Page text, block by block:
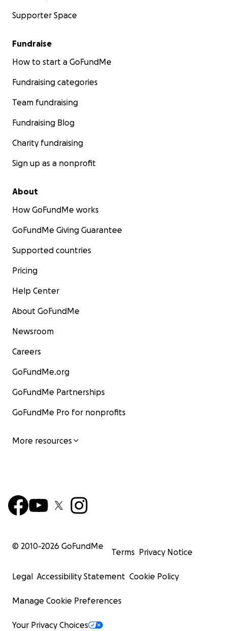
Supporter Space
Fundraise
How to start a GoFundMe
Fundraising categories
Team fundraising
Fundraising Blog
Charity fundraising
Sign up as a nonprofit
About
How GoFundMe works
GoFundMe Giving Guarantee
Supported countries
Pricing
Help Center
About GoFundMe
Newsroom
Careers
GoFundMe.org
GoFundMe Partnerships
GoFundMe Pro for nonprofits
More resources
© 2010-2026 GoFundMe
Terms Privacy Notice
Legal Accessibility Statement Cookie Policy
Manage Cookie Preferences
Your Privacy Choices